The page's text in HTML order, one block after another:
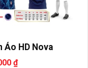
Áo HD Nova
₫